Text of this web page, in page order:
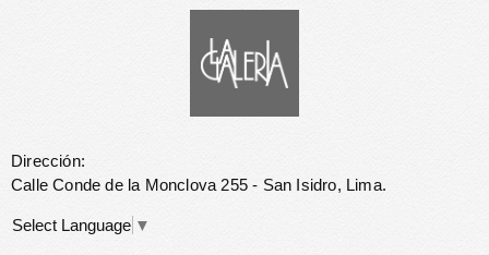
Dirección:
Calle Conde de la Monclova 255 - San Isidro, Lima.
Select Language ▼